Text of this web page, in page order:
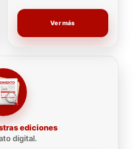
ediciones
digital.
Ver más